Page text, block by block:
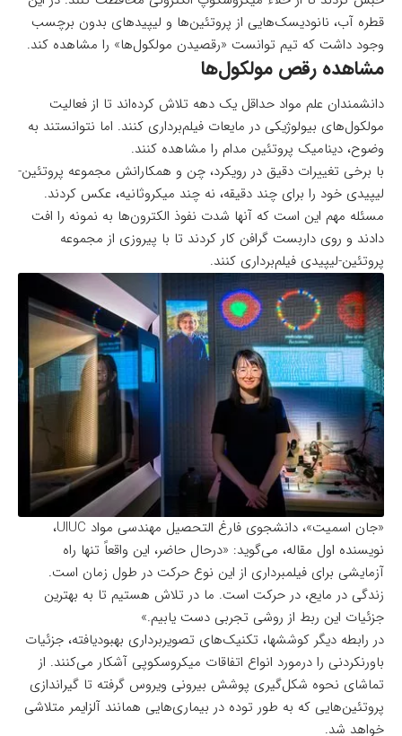
قطره آب، نانودیسک‌هایی از پروتئین‌ها و لیپیدهای بدون برچسب
وجود داشت که تیم توانست «رقصیدن مولکول‌ها» را مشاهده کند.
مشاهده رقص مولکول‌ها
دانشمندان علم مواد حداقل یک دهه تلاش کرده‌اند تا از فعالیت
مولکول‌های بیولوژیکی در مایعات فیلم‌برداری کنند. اما نتوانستند به
وضوح، دینامیک پروتئین مدام را مشاهده کنند.
با برخی تغییرات دقیق در رویکرد، چن و همکارانش مجموعه پروتئین-
لیپیدی خود را برای چند دقیقه، نه چند میکروثانیه، عکس کردند.
مسئله مهم این است که آنها شدت نفوذ الکترون‌ها به نمونه را افت
دادند و روی داربست گرافن کار کردند تا با پیروزی از مجموعه
پروتئین-لیپیدی فیلم‌برداری کنند.
«جان اسمیت»، دانشجوی فارغ التحصیل مهندسی مواد UIUC،
نویسنده اول مقاله، می‌گوید: «درحال حاضر، این واقعاً تنها راه
آزمایشی برای فیلمبرداری از این نوع حرکت در طول زمان است.
زندگی در مایع، در حرکت است. ما در تلاش هستیم تا به بهترین
جزئیات این ربط از روشی تجربی دست یابیم.»
در رابطه دیگر کوششها، تکنیک‌های تصویربرداری بهبودیافته، جزئیات
باورنکردنی را درمورد انواع اتفاقات میکروسکوپی آشکار می‌کنند. از
تماشای نحوه شکل‌گیری پوشش بیرونی ویروس گرفته‌ تا گیراندازی
پروتئین‌هایی که به طور توده‌ در بیماری‌هایی همانند آلزایمر متلاشی
خواهد شد.